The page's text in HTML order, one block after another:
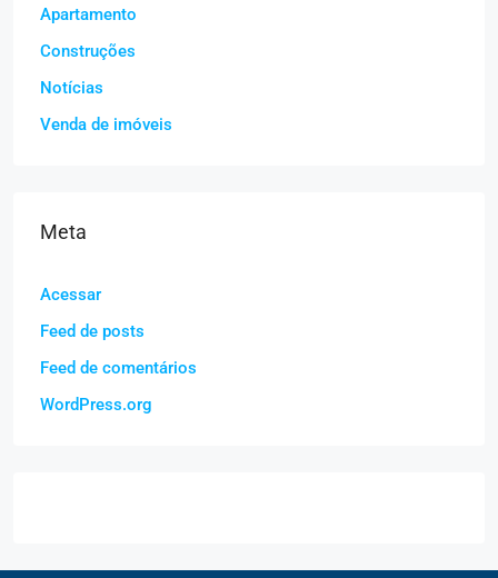
Apartamento
Construções
Notícias
Venda de imóveis
Meta
Acessar
Feed de posts
Feed de comentários
WordPress.org